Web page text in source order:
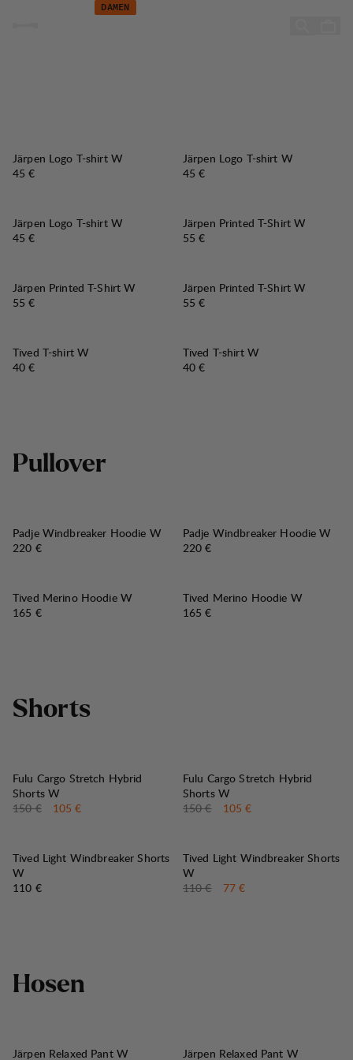
Zum Inhalt springen
Kampagne - Sommerfavoriten - Damen
DAMEN
Järpen Logo T-shirt W
Preis:
45 €
Järpen Logo T-shirt W
Preis:
45 €
Järpen Logo T-shirt W
Preis:
45 €
Järpen Printed T-Shirt W
Preis:
55 €
Järpen Printed T-Shirt W
Preis:
55 €
Järpen Printed T-Shirt W
Preis:
55 €
Tived T-shirt W
Preis:
40 €
Tived T-shirt W
Preis:
40 €
Pullover
Padje Windbreaker Hoodie W
Preis:
220 €
Padje Windbreaker Hoodie W
Preis:
220 €
Tived Merino Hoodie W
Preis:
165 €
Tived Merino Hoodie W
Preis:
165 €
Shorts
VERKAUF
Fulu Cargo Stretch Hybrid
Shorts W
Originalpreis:
150 € Verkaufspreis
105 €
VERKAUF
Fulu Cargo Stretch Hybrid
Shorts W
Originalpreis:
150 € Verkaufspreis
105 €
Tived Light Windbreaker Shorts
W
Preis:
110 €
VERKAUF:
Tived Light Windbreaker Shorts
W
Originalpreis:
110 € Verkaufspreis
77 €
Hosen
VERKAUF :
Järpen Relaxed Pant W
VERKAUF :
Järpen Relaxed Pant W